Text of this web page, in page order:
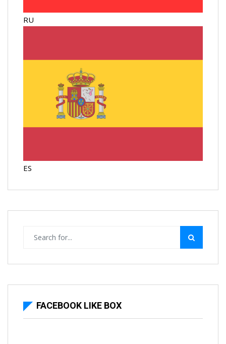
RU
ES
FACEBOOK LIKE BOX